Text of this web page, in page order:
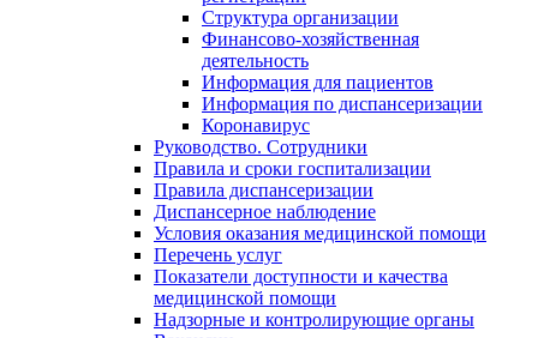
Структура организации
Финансово-хозяйственная
деятельность
Информация для пациентов
Информация по диспансеризации
Коронавирус
Руководство. Сотрудники
Правила и сроки госпитализации
Правила диспансеризации
Диспансерное наблюдение
Условия оказания медицинской помощи
Перечень услуг
Показатели доступности и качества
медицинской помощи
Надзорные и контролирующие органы